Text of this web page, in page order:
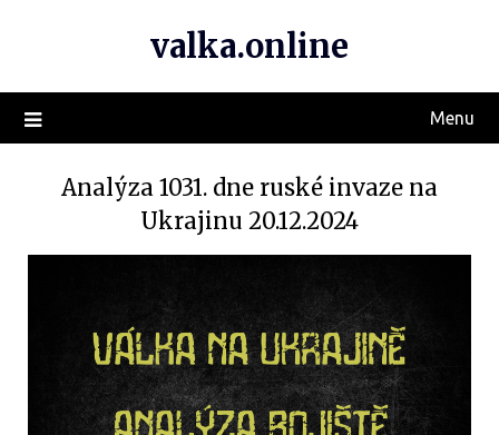
valka.online
Menu
Analýza 1031. dne ruské invaze na
Ukrajinu 20.12.2024